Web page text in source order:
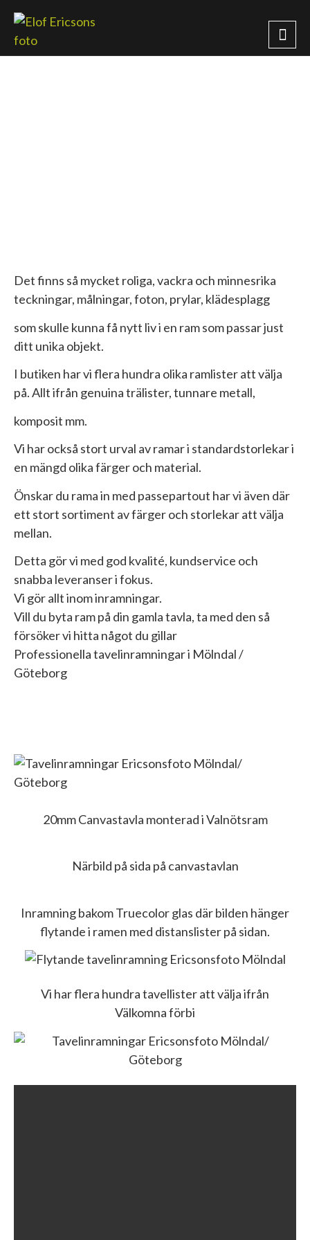
Det finns så mycket roliga, vackra och minnesrika
teckningar, målningar, foton, prylar, klädesplagg
som skulle kunna få nytt liv i en ram som passar just
ditt unika objekt.
I butiken har vi flera hundra olika ramlister att välja
på. Allt ifrån genuina trälister, tunnare metall,
komposit mm.
Vi har också stort urval av ramar i standardstorlekar i
en mängd olika färger och material.
Önskar du rama in med passepartout har vi även där
ett stort sortiment av färger och storlekar att välja
mellan.
Detta gör vi med god kvalité, kundservice och
snabba leveranser i fokus.
Vi gör allt inom inramningar.
Vill du byta ram på din gamla tavla, ta med den så
försöker vi hitta något du gillar
Professionella tavelinramningar i Mölndal /
Göteborg
20mm Canvastavla monterad i Valnötsram
Närbild på sida på canvastavlan
Inramning bakom Truecolor glas där bilden hänger
flytande i ramen med distanslister på sidan.
Vi har flera hundra tavellister att välja ifrån
Välkomna förbi